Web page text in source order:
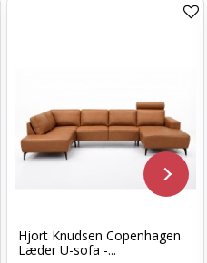
Hjort Knudsen Copenhagen
Læder U-sofa -...